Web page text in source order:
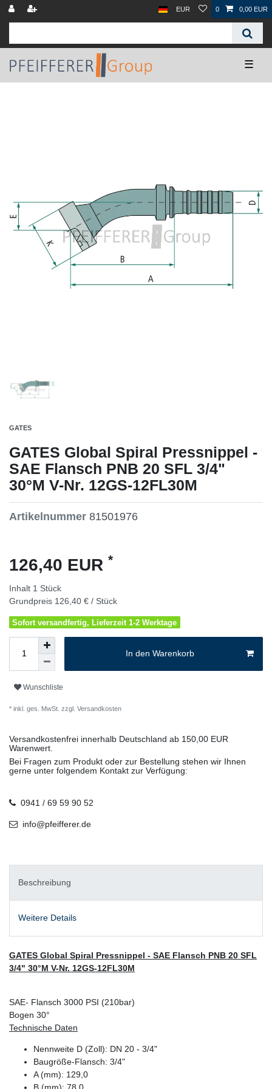
EUR 0 0,00 EUR
☰
GATES
GATES Global Spiral Pressnippel -
SAE Flansch PNB 20 SFL 3/4"
30°M V-Nr. 12GS-12FL30M
Artikelnummer 81501976
126,40 EUR *
Inhalt 1 Stück
Grundpreis 126,40 € / Stück
Sofort versandfertig, Lieferzeit 1-2 Werktage
In den Warenkorb
Wunschliste
* inkl. ges. MwSt. zzgl. Versandkosten
Versandkostenfrei innerhalb Deutschland ab 150,00 EUR
Warenwert.
Bei Fragen zum Produkt oder zur Bestellung stehen wir Ihnen
gerne unter folgendem Kontakt zur Verfügung:
0941 / 69 59 90 52
info@pfeifferer.de
Beschreibung
Weitere Details
GATES Global Spiral Pressnippel - SAE Flansch PNB 20 SFL
3/4" 30°M V-Nr. 12GS-12FL30M
SAE- Flansch 3000 PSI (210bar)
Bogen 30°
Technische Daten
Nennweite D (Zoll): DN 20 - 3/4"
Baugröße-Flansch: 3/4"
A (mm): 129,0
B (mm): 78,0